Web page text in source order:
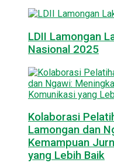
LDII Lamongan
Nasional 2025
Kolaborasi
Lamongan dan
Kemampuan
yang Lebih Baik